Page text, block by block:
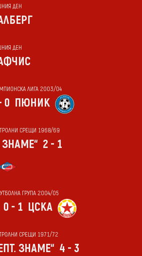
ДЕН
ДЕН
ЛИГА 2003/04
0 ПЮНИК
СРЕЩИ 1968/69
ЗНАМЕ“ 2 - 1
ГРУПА 2004/05
0 - 1 ЦСКА
СРЕЩИ 1971/72
ЗНАМЕ“ 4 - 3